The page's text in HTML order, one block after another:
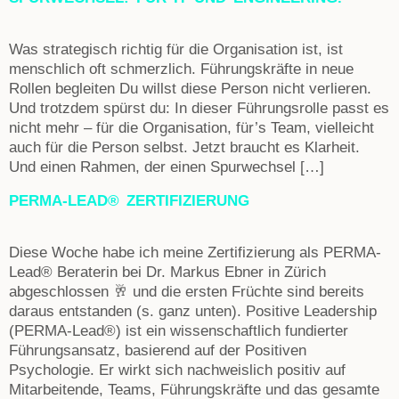
Was strategisch richtig für die Organisation ist, ist
menschlich oft schmerzlich. Führungskräfte in neue
Rollen begleiten Du willst diese Person nicht verlieren.
Und trotzdem spürst du: In dieser Führungsrolle passt es
nicht mehr – für die Organisation, für’s Team, vielleicht
auch für die Person selbst. Jetzt braucht es Klarheit.
Und einen Rahmen, der einen Spurwechsel […]
PERMA-LEAD® ZERTIFIZIERUNG
Diese Woche habe ich meine Zertifizierung als PERMA-
Lead® Beraterin bei Dr. Markus Ebner in Zürich
abgeschlossen 🥂 und die ersten Früchte sind bereits
daraus entstanden (s. ganz unten). Positive Leadership
(PERMA-Lead®) ist ein wissenschaftlich fundierter
Führungsansatz, basierend auf der Positiven
Psychologie. Er wirkt sich nachweislich positiv auf
Mitarbeitende, Teams, Führungskräfte und das gesamte